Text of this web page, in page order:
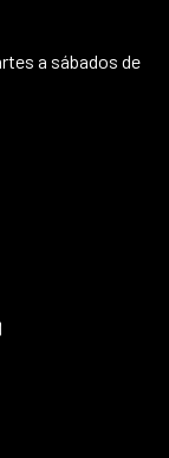
a sábados de